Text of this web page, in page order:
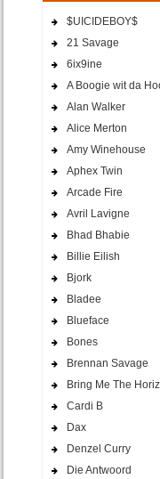
$UICIDEBOY$
21 Savage
6ix9ine
A Boogie wit da
Alan Walker
Alice Merton
Amy Winehouse
Aphex Twin
Arcade Fire
Avril Lavigne
Bhad Bhabie
Billie Eilish
Bjork
Bladee
Blueface
Bones
Brennan Savage
Bring Me The
Cardi B
Dax
Denzel Curry
Die Antwoord